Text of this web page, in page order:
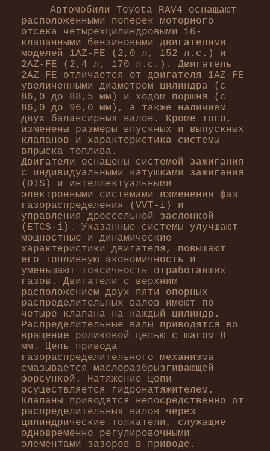
Автомобили Toyota RAV4 оснащают
расположенными поперек моторного
отсека четырехцилиндровыми 16-
клапанными бензиновыми двигателями
моделей 1AZ-FE (2,0 л, 152 л.с.) и
2AZ-FE (2,4 л, 170 л.с.). Двигатель
2AZ-FE отличается от двигателя 1AZ-FE
увеличенными диаметром цилиндра (с
86,0 до 88,5 мм) и ходом поршня (с
86,0 до 96,0 мм), а также наличием
двух балансирных валов. Кроме того,
изменены размеры впускных и выпускных
клапанов и характеристика системы
впрыска топлива.
Двигатели оснащены системой зажигания
с индивидуальными катушками зажигания
(DIS) и интеллектуальными
электронными системами изменения фаз
газораспределения (VVT-i) и
управления дроссельной заслонкой
(ETCS-i). Указанные системы улучшают
мощностные и динамические
характеристики двигателя, повышают
его топливную экономичность и
уменьшают токсичность отработавших
газов. Двигатели с верхним
расположением двух пяти опорных
распределительных валов имеют по
четыре клапана на каждый цилиндр.
Распределительные валы приводятся во
вращение роликовой цепью с шагом 8
мм. Цепь привода
газораспределительного механизма
смазывается маслоразбрызгивающей
форсункой. Натяжение цепи
осуществляется гидронатяжителем.
Клапаны приводятся непосредственно от
распределительных валов через
цилиндрические толкатели, служащие
одновременно регулировочными
элементами зазоров в приводе.